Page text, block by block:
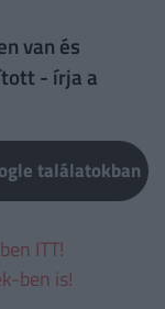
van és
- írja a
találatokban
ITT!
ben is!